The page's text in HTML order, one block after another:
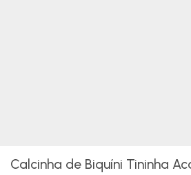
Calcinha de Biquíni Tininha